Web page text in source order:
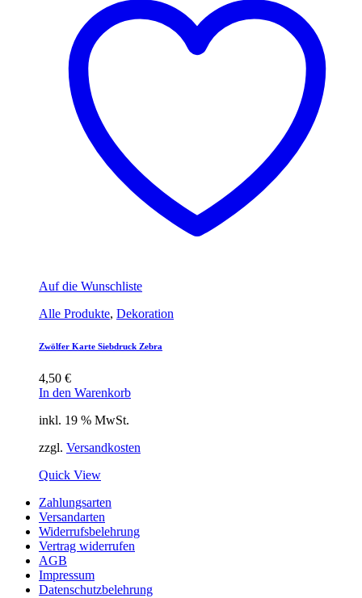
Auf die Wunschliste
Alle Produkte, Dekoration
Zwölfer Karte Siebdruck Zebra
4,50 €
In den Warenkorb
inkl. 19 % MwSt.
zzgl. Versandkosten
Quick View
Zahlungsarten
Versandarten
Widerrufsbelehrung
Vertrag widerrufen
AGB
Impressum
Datenschutzbelehrung